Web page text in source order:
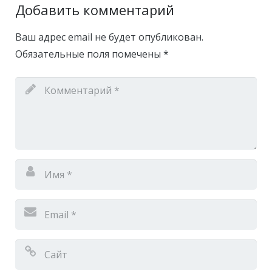
Добавить комментарий
Ваш адрес email не будет опубликован.
Обязательные поля помечены *